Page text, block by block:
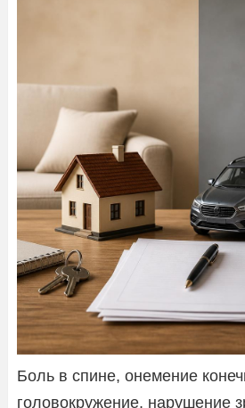
Боль в спине, онемение
головокружение, нарушение